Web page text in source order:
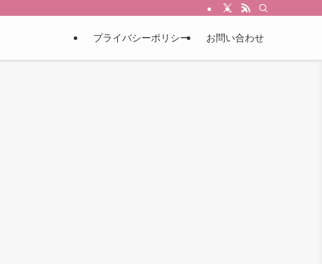
プライバシーポリシー お問い合わせ